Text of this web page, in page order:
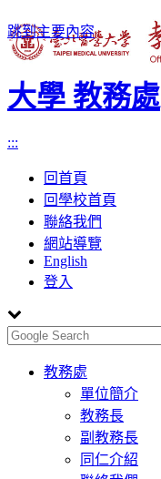
跳到主要內容
大學 教務處
:::
回首頁
回學校首頁
聯絡我們
網站導覽
English
登入
Toggle
navigation
教務處
單位簡介
教務長
副教務長
同仁介紹